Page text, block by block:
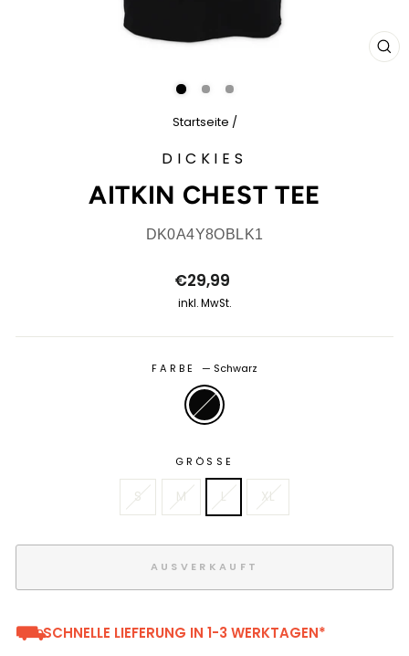
Startseite /
DICKIES
AITKIN CHEST TEE
DK0A4Y8OBLK1
Normaler
Preis
€29,99
inkl. MwSt.
FARBE — Schwarz
GRÖSSE
S M L XL
AUSVERKAUFT
⛟SCHNELLE LIEFERUNG IN 1-3 WERKTAGEN*